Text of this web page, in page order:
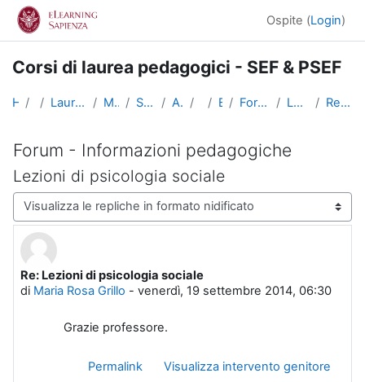
Vai al contenuto principale
Ospite (Login)
Corsi di laurea pedagogici - SEF & PSEF
Home Corsi Lauree triennali, magistrali, a ciclo unico Medicina e Psicologia Scienze dell'Educazione Altri insegnamenti SciEdu2 Benvenuti! Forum - Informazioni pedagogiche Lezioni di psicologia sociale Re: Lezioni di psicologia sociale
Forum - Informazioni pedagogiche
Lezioni di psicologia sociale
Modalità visualizzazione
Re: Lezioni di psicologia sociale
di Maria Rosa Grillo - venerdì, 19 settembre 2014, 06:30
Numero di risposte: 0
Grazie professore.
Permalink
Visualizza intervento genitore